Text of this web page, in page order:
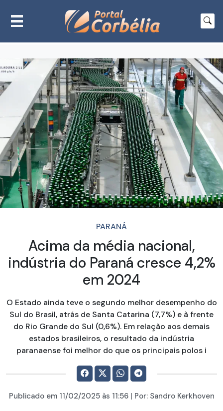
PARANÁ
Acima da média nacional,
indústria do Paraná cresce 4,2%
em 2024
O Estado ainda teve o segundo melhor desempenho do
Sul do Brasil, atrás de Santa Catarina (7,7%) e à frente
do Rio Grande do Sul (0,6%). Em relação aos demais
estados brasileiros, o resultado da indústria
paranaense foi melhor do que os principais polos i
Publicado em 11/02/2025às 11:56 | Por: Sandro Kerkhoven